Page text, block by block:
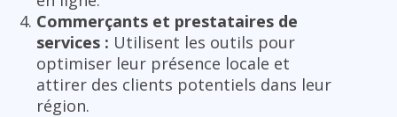
Commerçants et prestataires de
services : Utilisent les outils pour
optimiser leur présence locale et
attirer des clients potentiels dans leur
région.